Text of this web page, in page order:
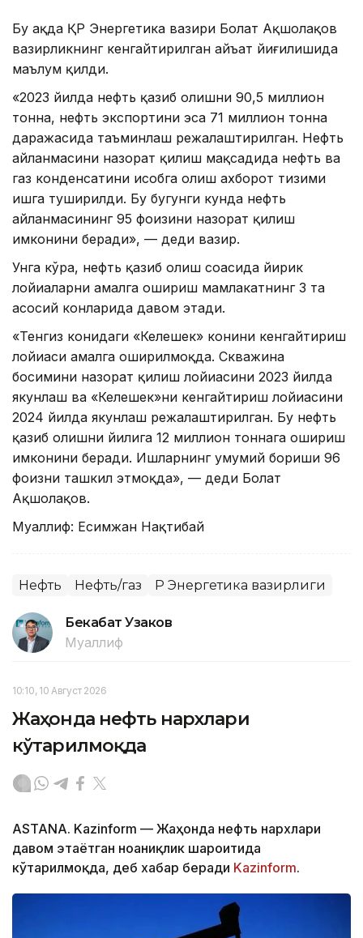
Бу ҳақда ҚР Энергетика вазири Болат Ақшолақов
вазирликнинг кенгайтирилган ҳайъат йиғилишида
маълум қилди.
«2023 йилда нефть қазиб олишни 90,5 миллион
тонна, нефть экспортини эса 71 миллион тонна
даражасида таъминлаш режалаштирилган. Нефть
айланмасини назорат қилиш мақсадида нефть ва
газ конденсатини ҳисобга олиш ахборот тизими
ишга туширилди. Бу бугунги кунда нефть
айланмасининг 95 фоизини назорат қилиш
имконини беради», — деди вазир.
Унга кўра, нефть қазиб олиш соҳасида йирик
лойиҳаларни амалга ошириш мамлакатнинг 3 та
асосий конларида давом этади.
«Тенгиз конидаги «Келешек» конини кенгайтириш
лойиҳаси амалга оширилмоқда. Скважина
босимини назорат қилиш лойиҳасини 2023 йилда
якунлаш ва «Келешек»ни кенгайтириш лойиҳасини
2024 йилда якунлаш режалаштирилган. Бу нефть
қазиб олишни йилига 12 миллион тоннага ошириш
имконини беради. Ишларнинг умумий бориши 96
фоизни ташкил этмоқда», — деди Болат
Ақшолақов.
Муаллиф: Есимжан Нақтибай
Нефть Нефть/газ ҚР Энергетика вазирлиги
Бекабат Узаков
Муаллиф
10:10, 10 Август 2026
Жаҳонда нефть нархлари
кўтарилмоқда
ASTANA. Kazinform — Жаҳонда нефть нархлари
давом этаётган ноаниқлик шароитида
кўтарилмоқда, деб хабар беради Kazinform.